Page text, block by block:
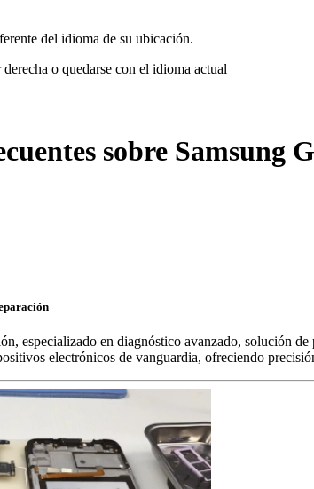
del idioma de su ubicación.
o quedarse con el idioma actual
sobre Samsung
especializado en diagnóstico avanzado, solución
electrónicos de vanguardia, ofreciendo